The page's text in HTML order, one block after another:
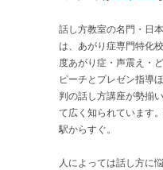
話し方教室の名門・日
は、あがり症専門特化
度あがり症・声震え・
ピーチとプレゼン指導
判の話し方講座が勢揃
て広く知られています
駅からすぐ。
人によっては話し方に